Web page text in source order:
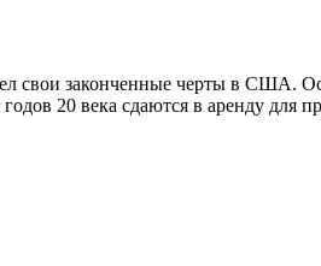
свои законченные черты в США.
20 века сдаются в аренду для